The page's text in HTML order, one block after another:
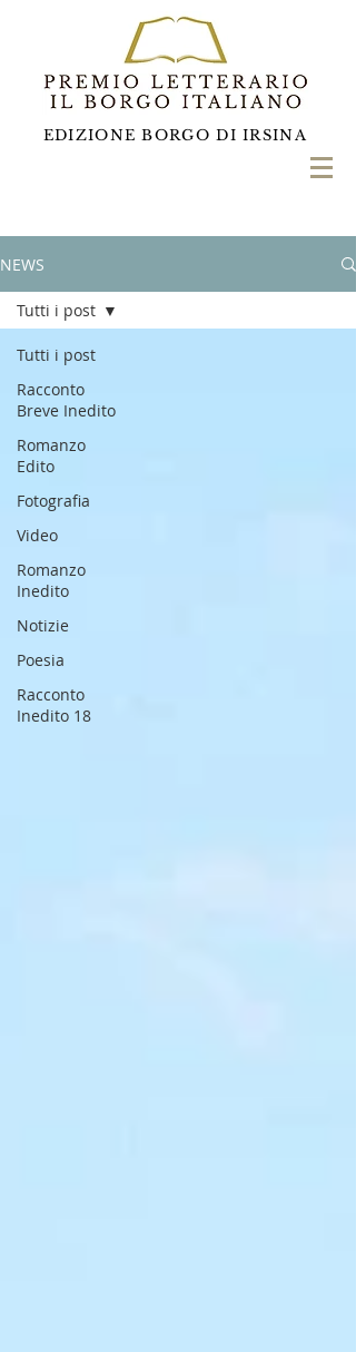
EDIZIONE BORGO DI IRSINA
NEWS
Tutti i post
Racconto
Breve Inedito
Romanzo
Edito
Fotografia
Video
Romanzo
Inedito
Notizie
Poesia
Racconto
Inedito 18
Tutti i post